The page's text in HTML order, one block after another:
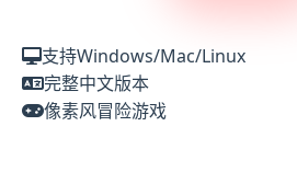
支持Windows/Mac/Linux
完整中文版本
像素风冒险游戏